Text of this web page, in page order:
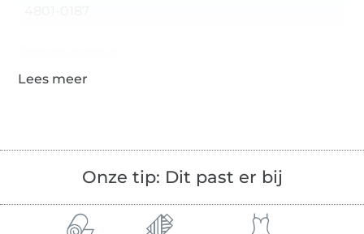
Onze tip: Dit past er bij